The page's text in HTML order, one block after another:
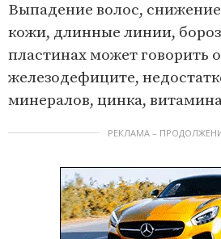
Выпадение волос,
кожи, длинные линии,
пластинах может говорить о
железодефиците,
минералов, цинка,
РЕКЛАМА –